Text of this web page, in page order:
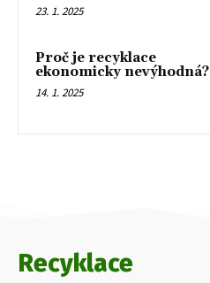
23. 1. 2025
Proč je recyklace
ekonomicky nevýhodná?
14. 1. 2025
Recyklace